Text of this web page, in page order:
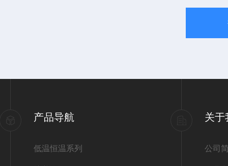
产品导航
低温恒温系列
关于
公司